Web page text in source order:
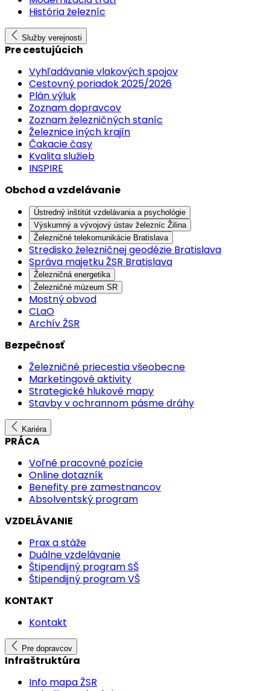
História železníc
Služby verejnosti
Pre cestujúcich
Vyhľadávanie vlakových spojov
Cestovný poriadok 2025/2026
Plán výluk
Zoznam dopravcov
Zoznam železničných staníc
Železnice iných krajín
Čakacie časy
Kvalita služieb
INSPIRE
Obchod a vzdelávanie
Ústredný inštitút vzdelávania a psychológie
Výskumný a vývojový ústav železníc Žilina
Železničné telekomunikácie Bratislava
Stredisko železničnej geodézie Bratislava
Správa majetku ŽSR Bratislava
Železničná energetika
Železničné múzeum SR
Mostný obvod
CLaO
Archív ŽSR
Bezpečnosť
Železničné priecestia všeobecne
Marketingové aktivity
Strategické hlukové mapy
Stavby v ochrannom pásme dráhy
Kariéra
PRÁCA
Voľné pracovné pozície
Online dotazník
Benefity pre zamestnancov
Absolventský program
VZDELÁVANIE
Prax a stáže
Duálne vzdelávanie
Štipendijný program SŠ
Štipendijný program VŠ
KONTAKT
Kontakt
Pre dopravcov
Infraštruktúra
Info mapa ŽSR